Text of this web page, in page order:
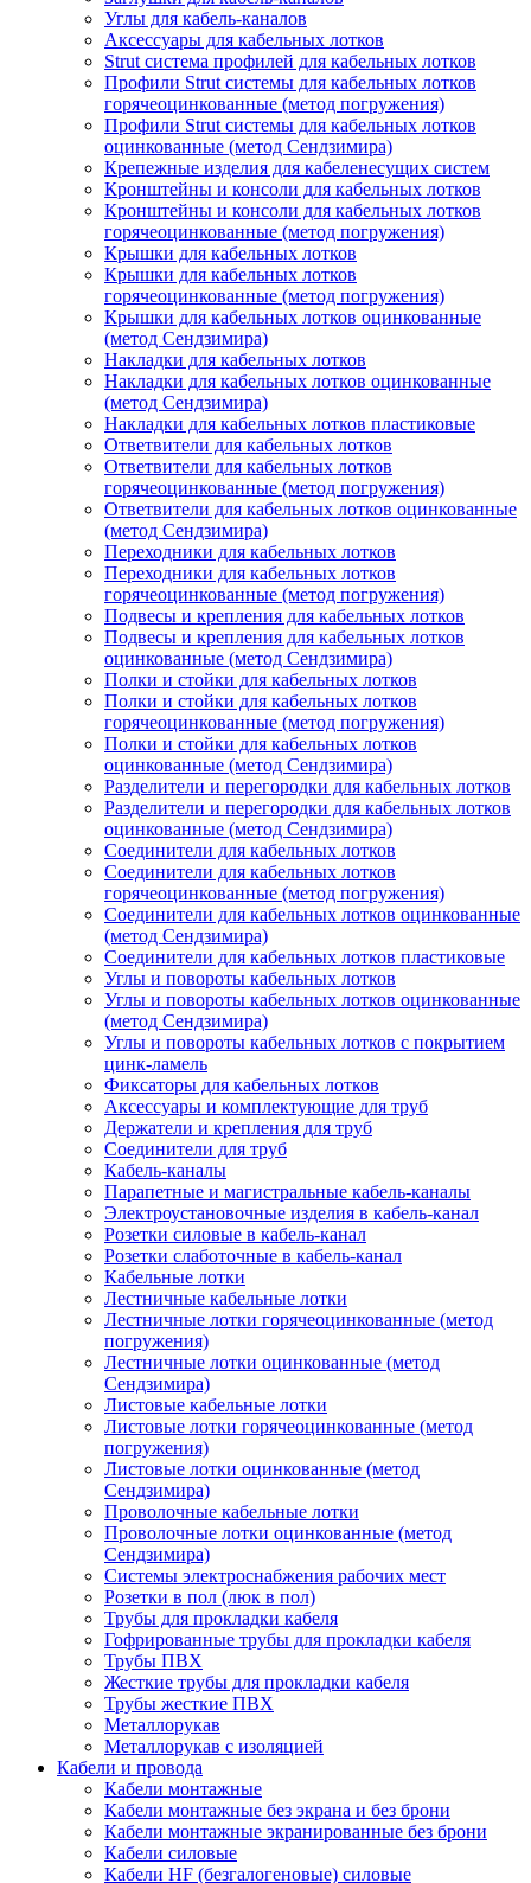
Углы для кабель-каналов
Аксессуары для кабельных лотков
Strut система профилей для кабельных лотков
Профили Strut системы для кабельных лотков
горячеоцинкованные (метод погружения)
Профили Strut системы для кабельных лотков
оцинкованные (метод Сендзимира)
Крепежные изделия для кабеленесущих систем
Кронштейны и консоли для кабельных лотков
Кронштейны и консоли для кабельных лотков
горячеоцинкованные (метод погружения)
Крышки для кабельных лотков
Крышки для кабельных лотков
горячеоцинкованные (метод погружения)
Крышки для кабельных лотков оцинкованные
(метод Сендзимира)
Накладки для кабельных лотков
Накладки для кабельных лотков оцинкованные
(метод Сендзимира)
Накладки для кабельных лотков пластиковые
Ответвители для кабельных лотков
Ответвители для кабельных лотков
горячеоцинкованные (метод погружения)
Ответвители для кабельных лотков оцинкованные
(метод Сендзимира)
Переходники для кабельных лотков
Переходники для кабельных лотков
горячеоцинкованные (метод погружения)
Подвесы и крепления для кабельных лотков
Подвесы и крепления для кабельных лотков
оцинкованные (метод Сендзимира)
Полки и стойки для кабельных лотков
Полки и стойки для кабельных лотков
горячеоцинкованные (метод погружения)
Полки и стойки для кабельных лотков
оцинкованные (метод Сендзимира)
Разделители и перегородки для кабельных лотков
Разделители и перегородки для кабельных лотков
оцинкованные (метод Сендзимира)
Соединители для кабельных лотков
Соединители для кабельных лотков
горячеоцинкованные (метод погружения)
Соединители для кабельных лотков оцинкованные
(метод Сендзимира)
Соединители для кабельных лотков пластиковые
Углы и повороты кабельных лотков
Углы и повороты кабельных лотков оцинкованные
(метод Сендзимира)
Углы и повороты кабельных лотков с покрытием
цинк-ламель
Фиксаторы для кабельных лотков
Аксессуары и комплектующие для труб
Держатели и крепления для труб
Соединители для труб
Кабель-каналы
Парапетные и магистральные кабель-каналы
Электроустановочные изделия в кабель-канал
Розетки силовые в кабель-канал
Розетки слаботочные в кабель-канал
Кабельные лотки
Лестничные кабельные лотки
Лестничные лотки горячеоцинкованные (метод
погружения)
Лестничные лотки оцинкованные (метод
Сендзимира)
Листовые кабельные лотки
Листовые лотки горячеоцинкованные (метод
погружения)
Листовые лотки оцинкованные (метод
Сендзимира)
Проволочные кабельные лотки
Проволочные лотки оцинкованные (метод
Сендзимира)
Системы электроснабжения рабочих мест
Розетки в пол (люк в пол)
Трубы для прокладки кабеля
Гофрированные трубы для прокладки кабеля
Трубы ПВХ
Жесткие трубы для прокладки кабеля
Трубы жесткие ПВХ
Металлорукав
Металлорукав с изоляцией
Кабели и провода
Кабели монтажные
Кабели монтажные без экрана и без брони
Кабели монтажные экранированные без брони
Кабели силовые
Кабели HF (безгалогеновые) силовые